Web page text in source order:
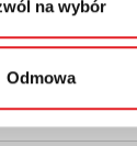
na wybór
Odmowa
S.A. Więcej
danych
Polityki